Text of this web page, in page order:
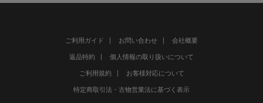
ご利用ガイド お問い合わせ 会社概要
返品特約 個人情報の取り扱いについて
ご利用規約 お客様対応について
特定商取引法・古物営業法に基づく表示